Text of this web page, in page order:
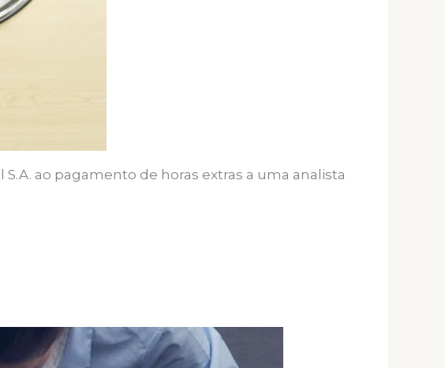
ao pagamento de horas extras a uma analista